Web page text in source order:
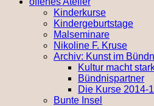
Kinderkurse
Kindergeburtstage
Malseminare
Nikoline F. Kruse
Archiv: Kunst im
Kultur macht
Bündnispartner
Die Kurse 2014-
Bunte Insel